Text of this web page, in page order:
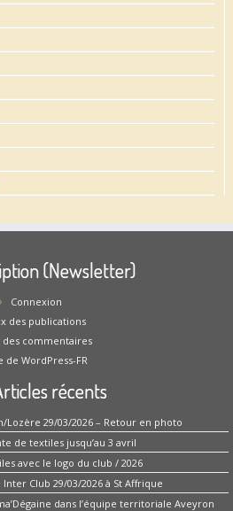
(Newsletter)
Connexion
des publications
des commentaires
de WordPress-FR
récents
Lozère 29/03/2026 – Retour en photo
de textiles jusqu’au 3 avril
avec le logo du club / 2026
Inter Club 29/03/2026 à St Affrique
dans l’équipe territoriale Aveyron